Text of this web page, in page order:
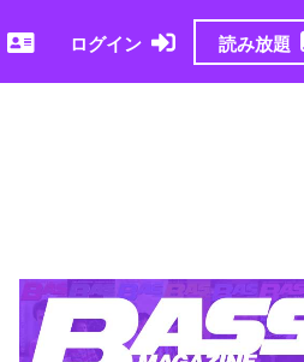
ログイン 読み放題